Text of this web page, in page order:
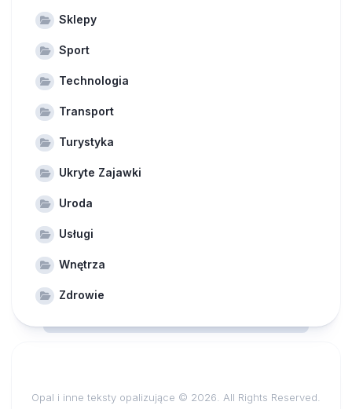
Sklepy
Sport
Technologia
Transport
Turystyka
Ukryte Zajawki
Uroda
Usługi
Wnętrza
Zdrowie
Opal i inne teksty opalizujące © 2026. All Rights Reserved.